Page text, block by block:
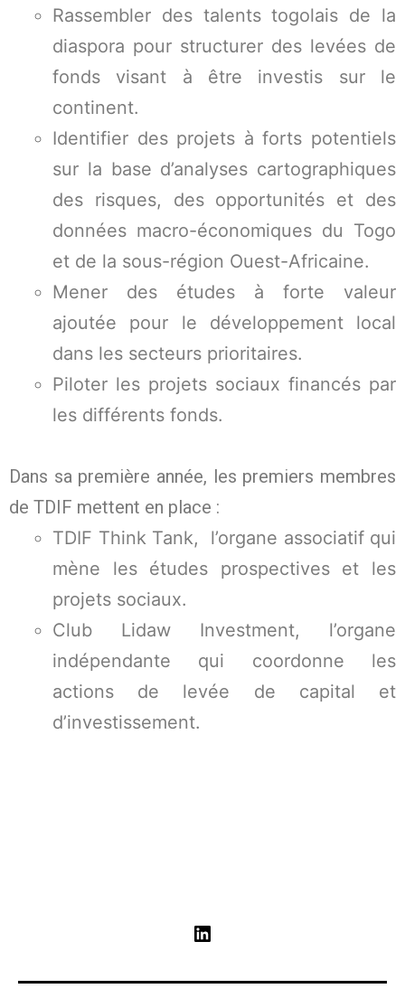
Rassembler des talents togolais de la
diaspora pour structurer des levées de
fonds visant à être investis sur le
continent.
Identifier des projets à forts potentiels
sur la base d’analyses cartographiques
des risques, des opportunités et des
données macro-économiques du Togo
et de la sous-région Ouest-Africaine.
Mener des études à forte valeur
ajoutée pour le développement local
dans les secteurs prioritaires.
Piloter les projets sociaux financés par
les différents fonds.
Dans sa première année, les premiers membres
de TDIF mettent en place :
TDIF Think Tank, l’organe associatif qui
mène les études prospectives et les
projets sociaux.
Club Lidaw Investment, l’organe
indépendante qui coordonne les
actions de levée de capital et
d’investissement.